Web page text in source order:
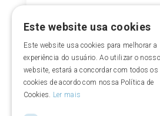
Este website usa cookies
Este website usa cookies para melhorar a
experiência do usuário. Ao utilizar o nosso
website, estará a concordar com todos os
cookies de acordo com nossa Política de
Cookies. Ler mais